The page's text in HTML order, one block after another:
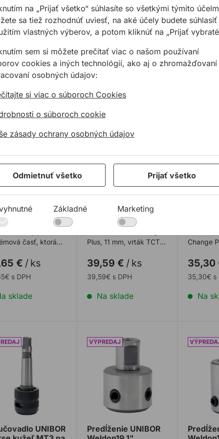
€
€/ ks
s DPH
sklade
5,90 €/ ks
5,90€ s DPH
Na sklade
porovnaní
verziou
37,77
37,77€ s
Na
BOSCH SDS+ na 1/2"
BOSCH
na 1/2"
na diamantové
časť, ktorá
v ...
€ / ks
s DPH
sklade
Adaptér BOSCH
Adaptér BOSCH
8,5x105,PCHP+vrták
Upínací systém dieroviek
Plus, 11 mm, vrták TCT
39,59 € / ks
39,59€ s DPH
Na sklade
Adaptér
Change
mm, 2 ks
35,30
35,30€ s
Na
UNIBOR Morse kužeľ MT3 na Weldon19, Quick
UNIBOR
Predĺženie UNIBOR Weldon19 1"
Predĺženie UNIBOR
na „Prijať všetko“ súhlasíte so všetkými týmito
sa tiež rozhodnúť uviesť, na aké účely budete súhlasiť
vlastných výberov, a potom kliknúť na „Prijať
sem si môžete prečítať viac o našom používaní
cookies a iných technológií, ako aj o zhromažďovaní
osobných údajov:
si viac o súboroch Cookies
o súboroch cookie
zásady ochrany osobných údajov
Odmietnuť všetko Prijať všetko
Základné Marketing